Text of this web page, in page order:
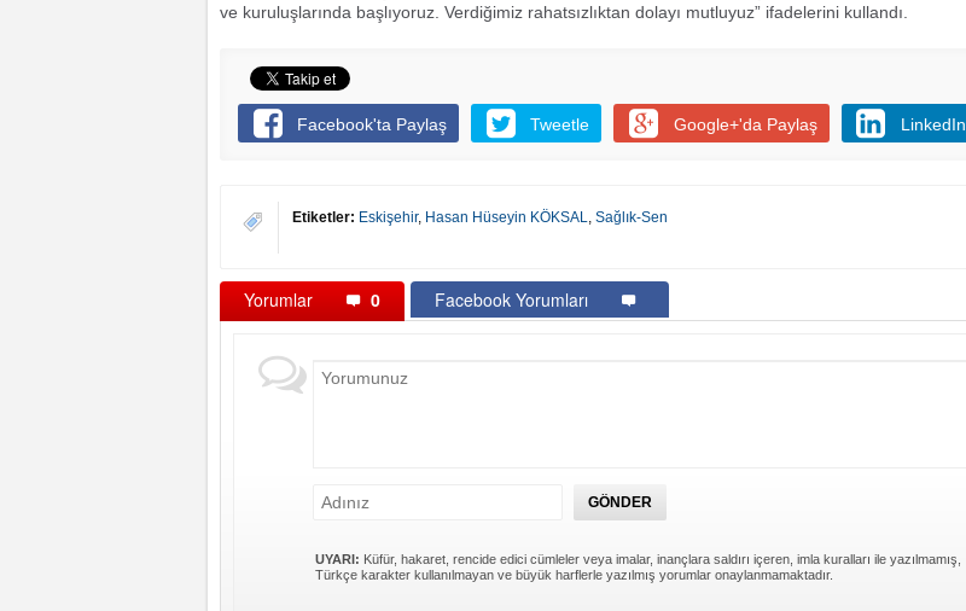
ve kuruluşlarında başlıyoruz. Verdiğimiz rahatsızlıktan dolayı mutluyuz” ifadelerini kullandı.
Facebook'ta Paylaş Tweetle Google+'da Paylaş LinkedIn
Etiketler: Eskişehir, Hasan Hüseyin KÖKSAL, Sağlık-Sen
Yorumlar 0 Facebook Yorumları
UYARI: Küfür, hakaret, rencide edici cümleler veya imalar, inançlara saldırı içeren, imla kuralları ile yazılmamış,
Türkçe karakter kullanılmayan ve büyük harflerle yazılmış yorumlar onaylanmamaktadır.